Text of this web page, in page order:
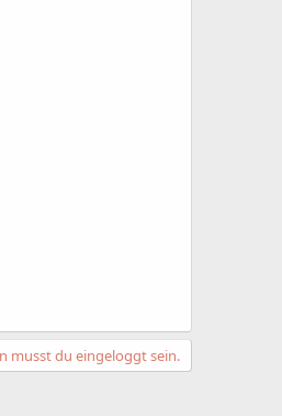
musst du eingeloggt sein.